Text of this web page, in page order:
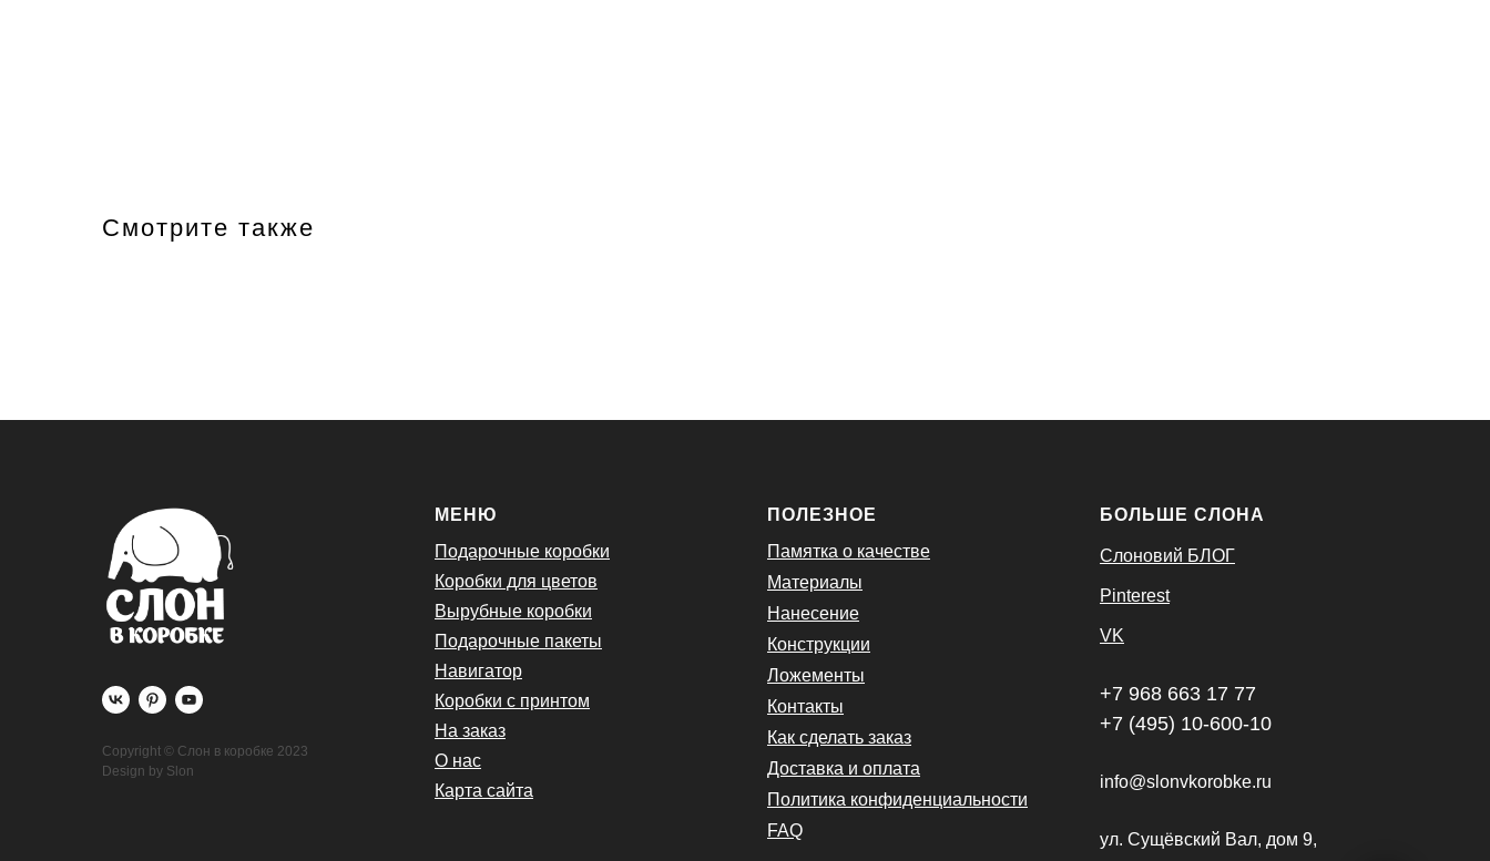
Смотрите также
Copyright © Слон в коробке 2023
Design by Slon
МЕНЮ
Подарочные коробки
Коробки для цветов
Вырубные коробки
Подарочные пакеты
Навигатор
Коробки с принтом
На заказ
О нас
Карта сайта
ПОЛЕЗНОЕ
Памятка о качестве
Материалы
Нанесение
Конструкции
Ложементы
Контакты
Как сделать заказ
Доставка и оплата
Политика конфиденциальности
FAQ
БОЛЬШЕ СЛОНА
Слоновий БЛОГ
Pinterest
VK
+7 968 663 17 77
+7 (495) 10-600-10
info@slonvkorobke.ru
ул. Сущёвский Вал, дом 9,